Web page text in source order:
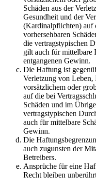
Schäden aus der
Gesundheit und der
(Kardinalpflichten) auf
vorhersehbaren
die vertragstypischen
gilt auch für mittelbare
entgangenen Gewinn.
Die Haftung ist
Verletzung von Leben,
vorsätzlichem oder
auf die bei
Schäden und im
vertragstypischen
auch für mittelbare
Gewinn.
Die
auch zugunsten der
Betreibers.
Ansprüche für eine
Recht bleiben